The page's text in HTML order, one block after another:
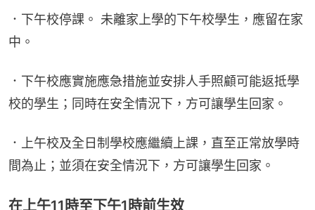
．下午校停課。 未離家上學的下午校學生，應留在家
中。
．下午校應實施應急措施並安排人手照顧可能返抵學
校的學生；同時在安全情況下，方可讓學生回家。
．上午校及全日制學校應繼續上課，直至正常放學時
間為止；並須在安全情況下，方可讓學生回家。
在上午11時至下午1時前生效